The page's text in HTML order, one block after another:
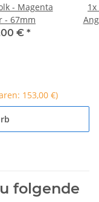
- Magenta
- 67mm
€ *
1x
153,00 €)
folgende